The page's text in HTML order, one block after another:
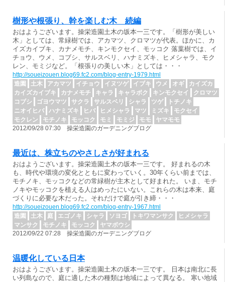
樹形や根張り、幹を楽しむ木 続編
おはようございます。操栄造園土木の坂本一三です。「樹形が美しい
木」としては、常緑樹では、アカマツ、クロマツが代表。ほかに、カ
イズカイブキ、カナメモチ、キンモクセイ、モッコク 落葉樹では、イ
チョウ、ウメ、コブシ、サルスベリ、ハナミズキ、ヒメシャラ、モク
レン、モミジなど。「根張りの美しい木」としては・・・
http://soueizouen.blog69.fc2.com/blog-entry-1979.html
造園
土木 アカマツ イチョウ イヌツゲ イブキ ウメ オギ
カイズカ
カイズカイブキ
カナメモチ キャラ キャラボク キンモクセイ
クロマツ
コブシ
ゴヨウマツ サクラ サルスベリ シャラ ツゲ
トチノキ
ニオイヒバ
ハナミズキ ヒバ ヒメシャラ マツ ミズキ
モクセイ
モクレン
モチノキ モッコク モミ モミジ モモ
ヤマモモ
2012/09/28 07:30 操栄造園のガーデニングブログ
最近は、株立ちのやさしさが好まれる
おはようございます。操栄造園土木の坂本一三です。 好まれるの木
も、時代や環境の変化とともに変わっていく。30年くらい前までは、
モチノキ、モッコクなどの常緑樹が主木として好まれた。 いま、モチ
ノキやモッコクを植える人はめったにいない。これらの木は本来、庭
づくりに必要な木だった。それだけで庭が引き締・・・
http://soueizouen.blog69.fc2.com/blog-entry-1967.html
造園
土木 庭 エゴノキ シャラ ソヨゴ トキワマンサク
ヒメシャラ
マンサク
モチノキ モッコク
ヤマボウシ
2012/09/22 07:28 操栄造園のガーデニングブログ
温暖化している日本
おはようございます。操栄造園土木の坂本一三です。 日本は南北に長
い列島なので、庭に適した木の種類は地域によって異なる。 寒い地域